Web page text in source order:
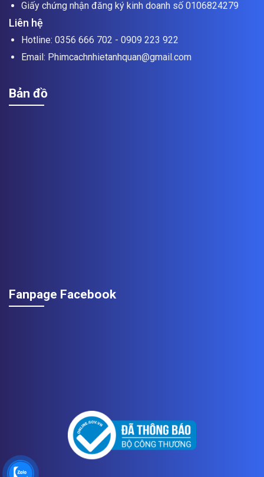
Giấy chứng nhận đăng ký kinh doanh số 0106824279
Liên hệ
Hotline: 0356 666 702 - 0909 223 922
Email: Phimcachnhietanhquan@gmail.com
Bản đồ
Fanpage Facebook